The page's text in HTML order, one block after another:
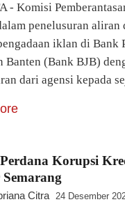
- Komisi
penelusuran aliran
iklan di Bank
Banten (Bank BJB)
dari agensi kepada
Korupsi
Citra 24 Desember